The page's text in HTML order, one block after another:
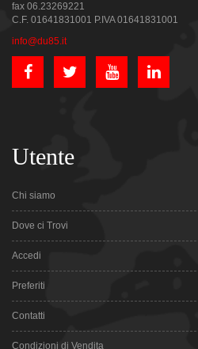
fax 06.23269221
C.F. 01641831001 P.IVA 01641831001
info@du85.it
Utente
Chi siamo
Dove ci Trovi
Accedi
Preferiti
Contatti
Condizioni di Vendita